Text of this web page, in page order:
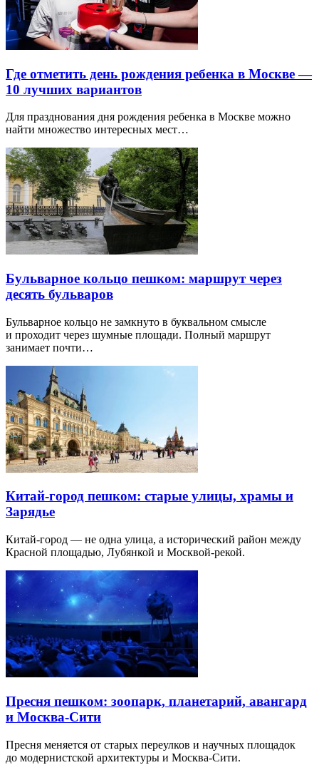
Где отметить день рождения ребенка в Москве —
10 лучших вариантов
Для празднования дня рождения ребенка в Москве можно
найти множество интересных мест…
Бульварное кольцо пешком: маршрут через
десять бульваров
Бульварное кольцо не замкнуто в буквальном смысле
и проходит через шумные площади. Полный маршрут
занимает почти…
Китай-город пешком: старые улицы, храмы и
Зарядье
Китай-город — не одна улица, а исторический район между
Красной площадью, Лубянкой и Москвой-рекой.
Пресня пешком: зоопарк, планетарий, авангард
и Москва-Сити
Пресня меняется от старых переулков и научных площадок
до модернистской архитектуры и Москва-Сити.